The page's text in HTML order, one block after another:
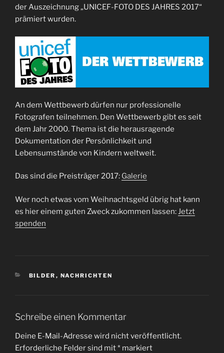
der Auszeichnung „UNICEF-FOTO DES JAHRES 2017“
prämiert wurden.
An dem Wettbewerb dürfen nur professionelle
Fotografen teilnehmen. Den Wettbewerb gibt es seit
dem Jahr 2000. Thema ist die herausragende
Dokumentation der Persönlichkeit und
Lebensumstände von Kindern weltweit.
Das sind die Preisträger 2017: Galerie
Wer noch etwas vom Weihnachtsgeld übrig hat kann
es hier einem guten Zweck zukommen lassen:Jetzt
spenden
KATEGORIEN
BILDER , NACHRICHTEN
Schreibe einen Kommentar
Deine E-Mail-Adresse wird nicht veröffentlicht.
Erforderliche Felder sind mit* markiert